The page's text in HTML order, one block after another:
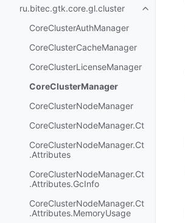
ru.bitec.gtk.core.gl.cluster
CoreClusterAuthManager
CoreClusterCacheManager
CoreClusterLicenseManager
CoreClusterManager
CoreClusterNodeManager
CoreClusterNodeManager.Ct
CoreClusterNodeManager.Ct
.Attributes
CoreClusterNodeManager.Ct
.Attributes.GcInfo
CoreClusterNodeManager.Ct
.Attributes.MemoryUsage